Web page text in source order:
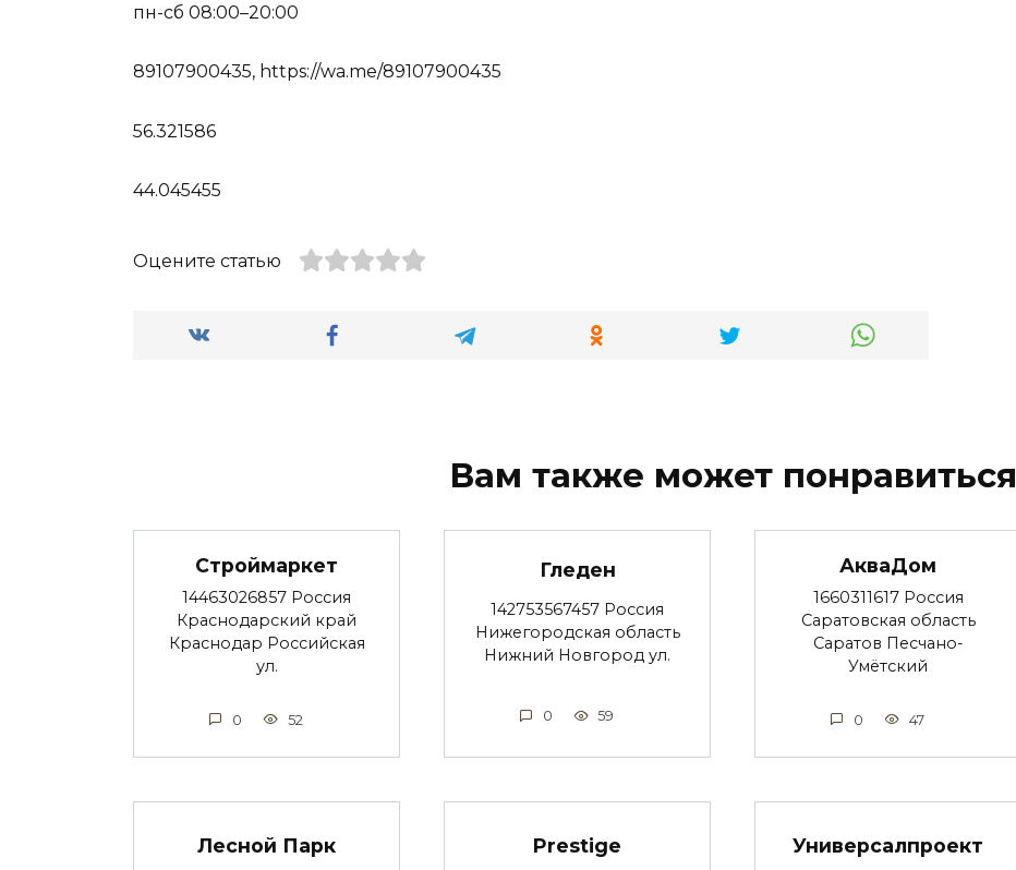
пн-сб 08:00–20:00
89107900435, https://wa.me/89107900435
56.321586
44.045455
Оцените статью
Вам также может понравиться
Строймаркет
14463026857 Россия
Краснодарский край
Краснодар Российская
ул.
0 52
Гледен
142753567457 Россия
Нижегородская область
Нижний Новгород ул.
0 59
АкваДом
1660311617 Россия
Саратовская область
Саратов Песчано-
Умётский
0 47
Лесной Парк Prestige Универсалпроект